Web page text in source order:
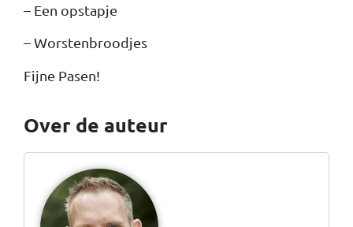
– Een opstapje
– Worstenbroodjes
Fijne Pasen!
Over de auteur